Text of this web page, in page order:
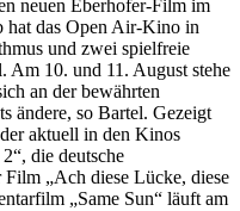
neuen Eberhofer-Film im
hat das Open Air-Kino in
und zwei spielfreie
Am 10. und 11. August stehe
an der bewährten
ändere, so Bartel. Gezeigt
aktuell in den Kinos
die deutsche
„Ach diese Lücke, diese
„Same Sun“ läuft am